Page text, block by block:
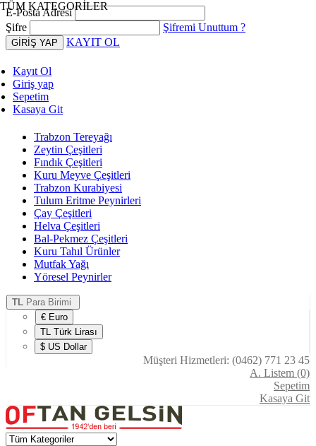
E-Posta Adresi
Şifre
Şifremi Unuttum ?
KAYIT OL
Kayıt Ol
Giriş yap
Sepetim
Kasaya Git
Trabzon Tereyağı
Zeytin Çeşitleri
Fındık Çeşitleri
Kuru Meyve Çeşitleri
Trabzon Kurabiyesi
Tulum Eritme Peynirleri
Çay Çeşitleri
Helva Çeşitleri
Bal-Pekmez Çeşitleri
Kuru Tahıl Ürünler
Mutfak Yağı
Yöresel Peynirler
TL Para Birimi
€ Euro
TL Türk Lirası
$ US Dollar
Müşteri Hizmetleri: (0462) 771 23 45
A. Listem (0)
Sepetim
Kasaya Git
TÜM KATEGORİLER